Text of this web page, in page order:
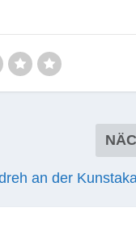
an der